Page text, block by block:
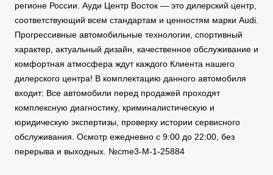
регионе России. Ауди Центр Восток — это дилерский центр,
соответствующий всем стандартам и ценностям марки Audi.
Прогрессивные автомобильные технологии, спортивный
характер, актуальный дизайн, качественное обслуживание и
комфортная атмосфера ждут каждого Клиента нашего
дилерского центра! В комплектацию данного автомобиля
входит: Все автомобили перед продажей проходят
комплексную диагностику, криминалистическую и
юридическую экспертизы, проверку истории сервисного
обслуживания. Осмотр ежедневно с 9:00 до 22:00, без
перерыва и выходных. №cme3-M-1-25884